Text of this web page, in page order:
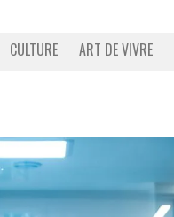
CULTURE ART DE VIVRE